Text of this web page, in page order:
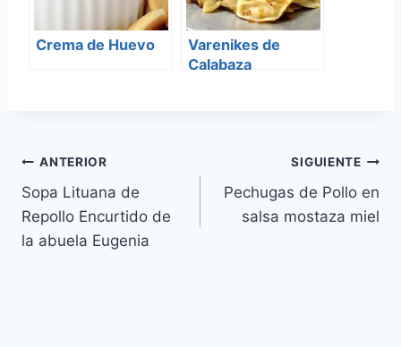
Crema de Huevo
Varenikes de
Calabaza
Navegación
de
entradas
ANTERIOR
Sopa Lituana de
Repollo Encurtido de
la abuela Eugenia
SIGUIENTE
Pechugas de Pollo en
salsa mostaza miel